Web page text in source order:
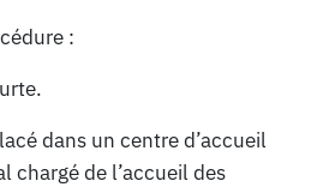
:
dans un centre d’accueil
chargé de l’accueil des